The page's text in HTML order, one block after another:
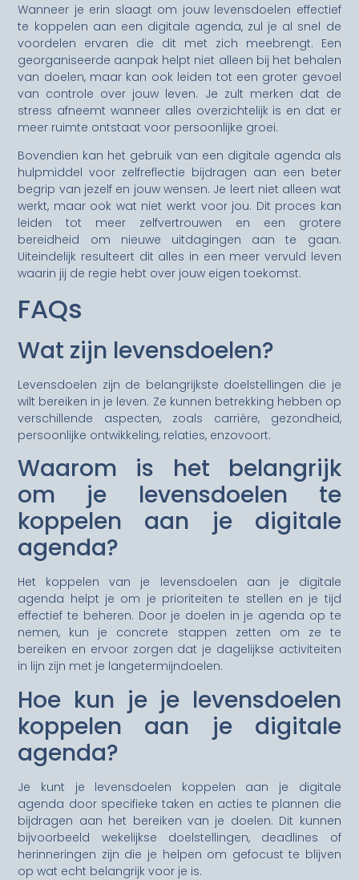
Wanneer je erin slaagt om jouw levensdoelen effectief
te koppelen aan een digitale agenda, zul je al snel de
voordelen ervaren die dit met zich meebrengt. Een
georganiseerde aanpak helpt niet alleen bij het behalen
van doelen, maar kan ook leiden tot een groter gevoel
van controle over jouw leven. Je zult merken dat de
stress afneemt wanneer alles overzichtelijk is en dat er
meer ruimte ontstaat voor persoonlijke groei.
Bovendien kan het gebruik van een digitale agenda als
hulpmiddel voor zelfreflectie bijdragen aan een beter
begrip van jezelf en jouw wensen. Je leert niet alleen wat
werkt, maar ook wat niet werkt voor jou. Dit proces kan
leiden tot meer zelfvertrouwen en een grotere
bereidheid om nieuwe uitdagingen aan te gaan.
Uiteindelijk resulteert dit alles in een meer vervuld leven
waarin jij de regie hebt over jouw eigen toekomst.
FAQs
Wat zijn levensdoelen?
Levensdoelen zijn de belangrijkste doelstellingen die je
wilt bereiken in je leven. Ze kunnen betrekking hebben op
verschillende aspecten, zoals carrière, gezondheid,
persoonlijke ontwikkeling, relaties, enzovoort.
Waarom is het belangrijk
om je levensdoelen te
koppelen aan je digitale
agenda?
Het koppelen van je levensdoelen aan je digitale
agenda helpt je om je prioriteiten te stellen en je tijd
effectief te beheren. Door je doelen in je agenda op te
nemen, kun je concrete stappen zetten om ze te
bereiken en ervoor zorgen dat je dagelijkse activiteiten
in lijn zijn met je langetermijndoelen.
Hoe kun je je levensdoelen
koppelen aan je digitale
agenda?
Je kunt je levensdoelen koppelen aan je digitale
agenda door specifieke taken en acties te plannen die
bijdragen aan het bereiken van je doelen. Dit kunnen
bijvoorbeeld wekelijkse doelstellingen, deadlines of
herinneringen zijn die je helpen om gefocust te blijven
op wat echt belangrijk voor je is.